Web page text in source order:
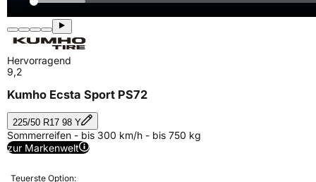
Hervorragend
9,2
Kumho Ecsta Sport PS72
225/50 R17 98 Y
Sommerreifen - bis 300 km/h - bis 750 kg
zur Markenwelt
Teuerste Option: